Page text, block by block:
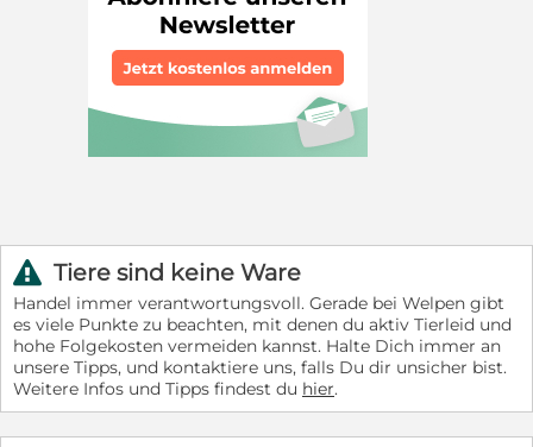
r Tiere sind keine Ware
Handel immer verantwortungsvoll. Gerade bei Welpen gibt
es viele Punkte zu beachten, mit denen du aktiv Tierleid und
hohe Folgekosten vermeiden kannst. Halte Dich immer an
unsere Tipps, und kontaktiere uns, falls Du dir unsicher bist.
Weitere Infos und Tipps findest du hier.